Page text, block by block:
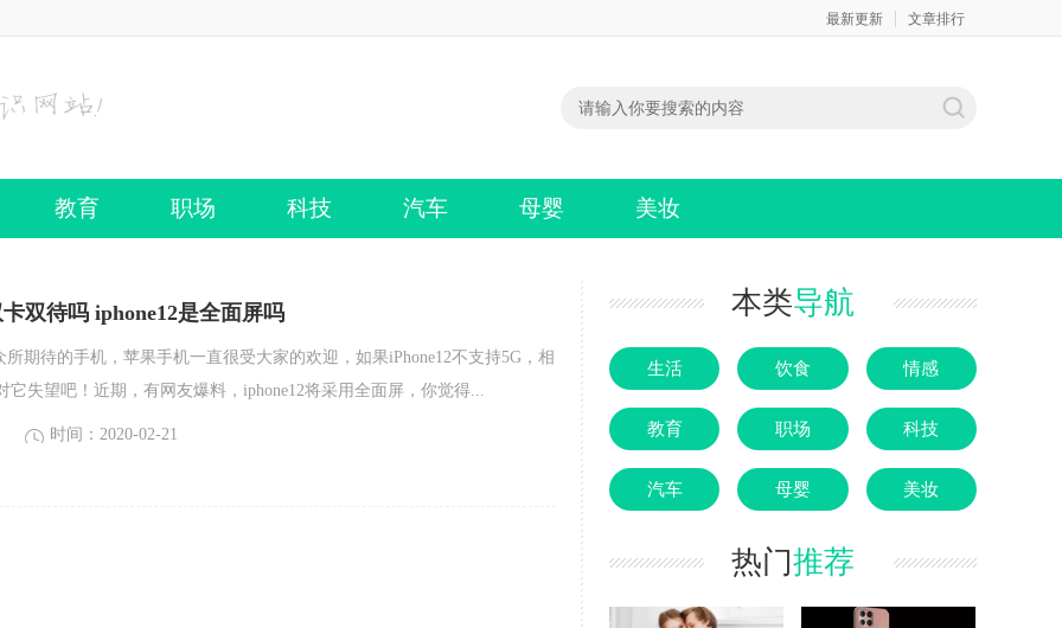
最新更新 文章排行
教育 职场 科技 汽车 母婴 美妆
双待吗 iphone12是全面屏吗
所期待的手机，苹果手机一直很受大家的欢迎，如果iPhone12不支持5G，相
它失望吧！近期，有网友爆料，iphone12将采用全面屏，你觉得...
时间：2020-02-21
本类导航
生活 饮食 情感
教育 职场 科技
汽车 母婴 美妆
热门推荐